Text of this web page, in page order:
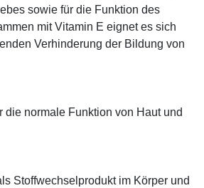
sowie für die Funktion des
mit Vitamin E eignet es sich
Verhinderung der Bildung von
die normale Funktion von Haut und
Stoffwechselprodukt im Körper und